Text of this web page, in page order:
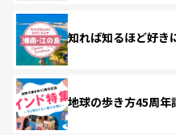
知れば知るほど好き
地球の歩き方45周年